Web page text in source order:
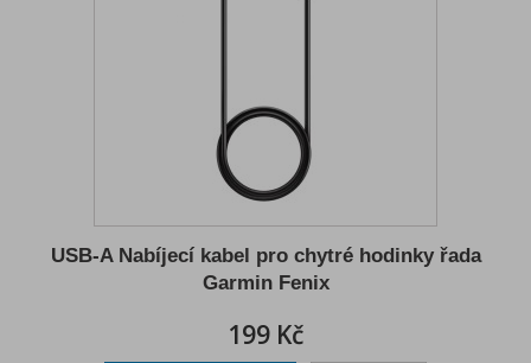
USB-A Nabíjecí kabel pro chytré hodinky řada
Garmin Fenix
199 Kč